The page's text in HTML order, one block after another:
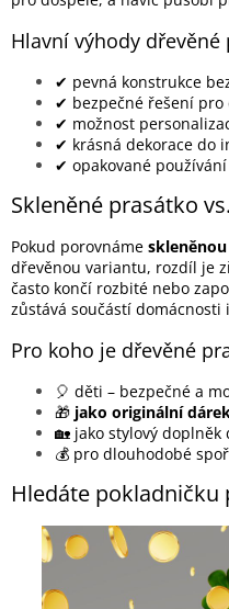
Hlavní výhody
✔ pevná konstrukce
✔ bezpečné řešení pro
✔ možnost
✔ krásná dekorace do
✔ opakované
Skleněné prasátko
Pokud porovnáme
dřevěnou variantu, rozdíl je
často končí rozbité nebo
zůstává součástí domácnosti
Pro koho je dřevěné
🎈 děti – bezpečné a
🎁 jako originální
🏡 jako stylový
💰 pro dlouhodobé
Hledáte pokladničku